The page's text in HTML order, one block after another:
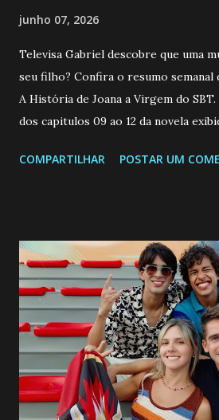
junho 07, 2026
Televisa Gabriel descobre que uma
seu filho? Confira o resumo semanal
A História de Joana a Virgem do
dos capitulos 09 ao 12 da novela
a Programação Semanal do SBT de
confessa a Gabriel que ele
pessoa que ela tanto desejou
entra no quarto de Gabriel e
encontro deles, quando conseguir
Paula sobre a suposta infidelidade de
Rogerio consegue se livrar de todas
desaparecimento de Francisco,
ter sido vítima da fúria de Gabriel.
COMPARTILHAR POSTAR UM